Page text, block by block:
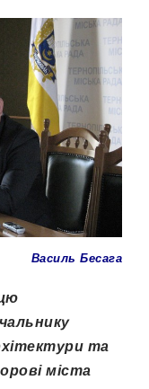
Василь Бесага
та
міста